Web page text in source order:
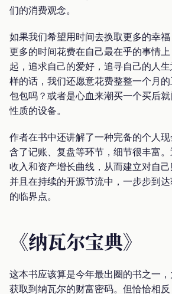
们的消费观念。
如果我们希望用时间去换取更多的幸
更多的时间花费在自己最在乎的事情
起，追求自己的爱好，追寻自己的人
样的话，我们还愿意花费整整一个月
包包吗？或者是心血来潮买一个买后
性质的设备。
作者在书中还讲解了一种完备的个人
含了记账、复盘等环节，细节很丰富。
收入和资产增长曲线，从而建立对自己
并且在持续的开源节流中，一步步到
的临界点。
《纳瓦尔宝典》
这本书应该算是今年最出圈的书之一
获取到纳瓦尔的财富密码。但恰恰相